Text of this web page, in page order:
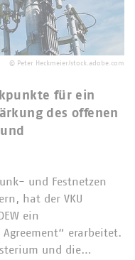
© Peter Heckmeier/stock.adobe.com
für ein
des offenen
und Festnetzen
hat der VKU
ein
erarbeitet.
und die…